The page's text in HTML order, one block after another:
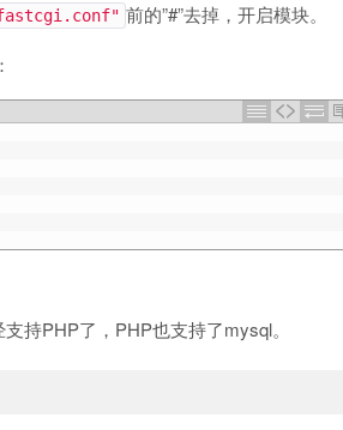
前的”#”去掉，开启模块。
支持PHP了，PHP也支持了mysql。